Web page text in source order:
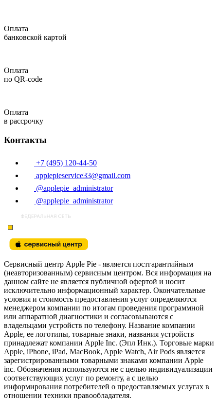
Оплата
банковской картой
Оплата
по QR-code
Оплата
в рассрочку
Контакты
+7 (495) 120-44-50
applepieservice33@gmail.com
@applepie_administrator
@applepie_administrator
Сервисный центр Apple Pie - является постгарантийным
(неавторизованным) сервисным центром. Вся информация на
данном сайте не является публичной офертой и носит
исключительно информационный характер. Окончательные
условия и стоимость предоставления услуг определяются
менеджером компании по итогам проведения программной
или аппаратной диагностики и согласовываются с
владельцами устройств по телефону. Название компании
Apple, ее логотипы, товарные знаки, названия устройств
принадлежат компании Apple Inc. (Эпл Инк.). Торговые марки
Apple, iPhone, iPad, MacBook, Apple Watch, Air Pods является
зарегистрированными товарными знаками компании Apple
inc. Обозначения используются не с целью индивидуализации
соответствующих услуг по ремонту, а с целью
информирования потребителей о предоставляемых услугах в
отношении техники правообладателя.